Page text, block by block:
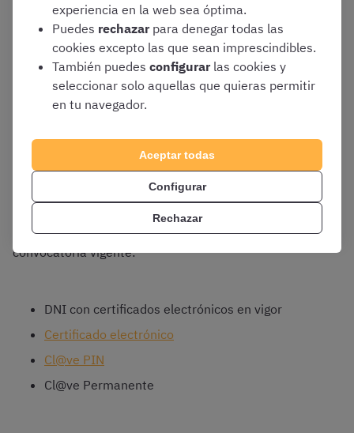
Nacional?
La presentación de solicitudes solo podrá realizarse de
forma telemática a través del
«procesos selectivos» la opción «instancias», «Escala
Básica» y siguiendo las instrucciones que os irán
apareciendo.
Para realizar la inscripciónnecesitarás un sistema de
identificación digital.Estos son los admitidos en la
convocatoria vigente:
DNI con certificados electrónicos en vigor
Certificado electrónico
Cl@ve PIN
Cl@ve Permanente
experiencia en la web sea óptima.
Puedes rechazar para denegar todas las
cookies excepto las que sean imprescindibles.
También puedes configurar las cookies y
seleccionar solo aquellas que quieras permitir
en tu navegador.
Aceptar todas
Configurar
Rechazar